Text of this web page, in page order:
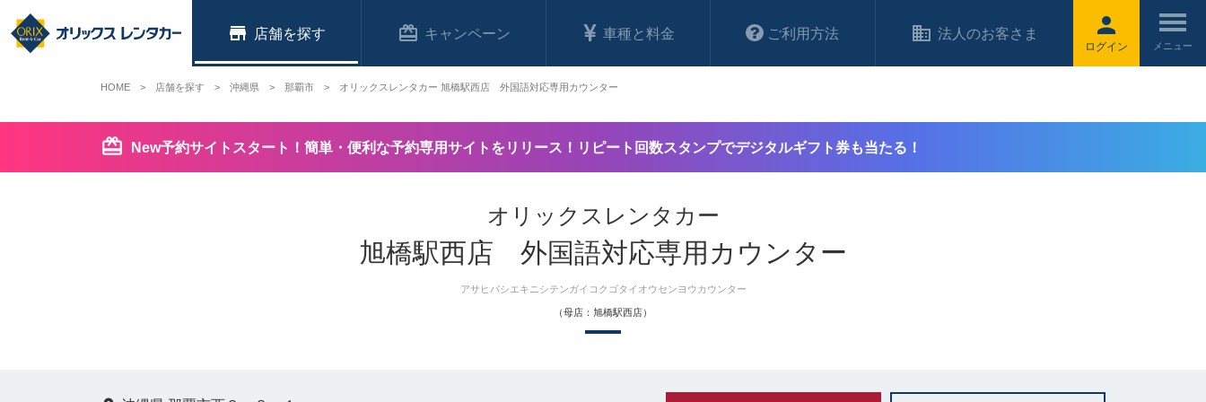
ログイン
店舗 キャンペーン 車種と料金 ご利用方法 法人のお客さま
New予約サイトスタート！簡単・便利な予約専用サイトをリリース！リピート回数スタンプでデジタルギフト券も当たる！
オリックスレンタカー
旭橋駅西店 外国語対応専用カウンター
アサヒバシエキニシテンガイコクゴタイオウセンヨウカウンター
（母店：旭橋駅西店）
HOME 店舗を探す 沖縄県 那覇市 オリックスレンタカー 旭橋駅西店 外国語対応専用カウンター